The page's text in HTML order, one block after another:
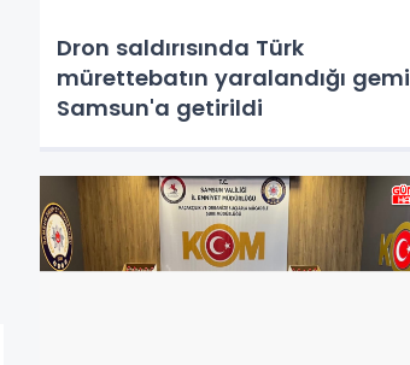
Dron saldırısında Türk
mürettebatın yaralandığı gemi
Samsun'a getirildi